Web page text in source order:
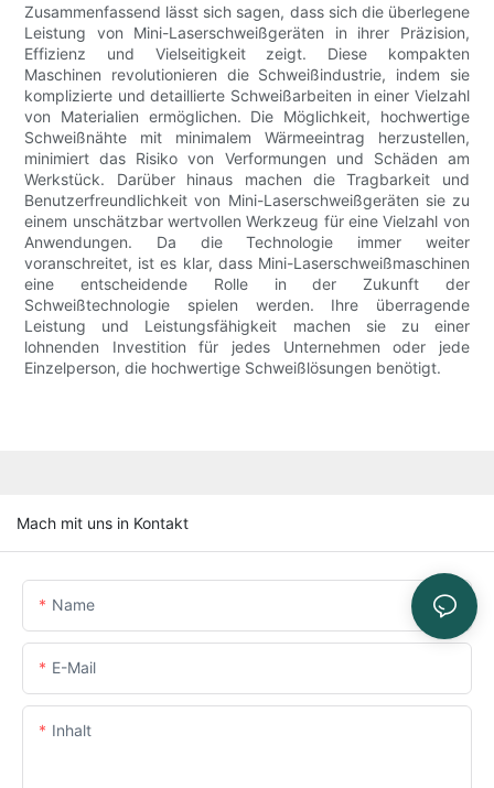
Zusammenfassend lässt sich sagen, dass sich die überlegene
Leistung von Mini-Laserschweißgeräten in ihrer Präzision,
Effizienz und Vielseitigkeit zeigt. Diese kompakten
Maschinen revolutionieren die Schweißindustrie, indem sie
komplizierte und detaillierte Schweißarbeiten in einer Vielzahl
von Materialien ermöglichen. Die Möglichkeit, hochwertige
Schweißnähte mit minimalem Wärmeeintrag herzustellen,
minimiert das Risiko von Verformungen und Schäden am
Werkstück. Darüber hinaus machen die Tragbarkeit und
Benutzerfreundlichkeit von Mini-Laserschweißgeräten sie zu
einem unschätzbar wertvollen Werkzeug für eine Vielzahl von
Anwendungen. Da die Technologie immer weiter
voranschreitet, ist es klar, dass Mini-Laserschweißmaschinen
eine entscheidende Rolle in der Zukunft der
Schweißtechnologie spielen werden. Ihre überragende
Leistung und Leistungsfähigkeit machen sie zu einer
lohnenden Investition für jedes Unternehmen oder jede
Einzelperson, die hochwertige Schweißlösungen benötigt.
Mach mit uns in Kontakt
Name
E-Mail
Inhalt